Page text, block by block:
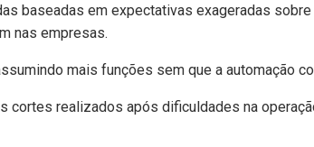
baseadas em expectativas exageradas
nas empresas.
mais funções sem que a automação
cortes realizados após dificuldades na